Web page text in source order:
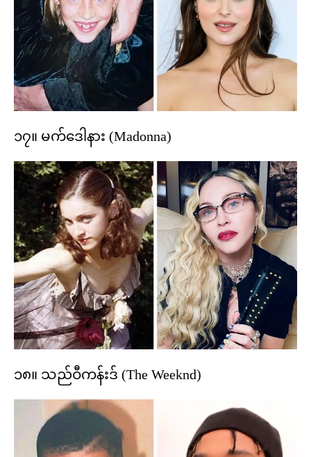
၁၇။ မက်ဒေါနား (Madonna)
၁၈။ သည်ဝီကန်းဒ် (The Weeknd)